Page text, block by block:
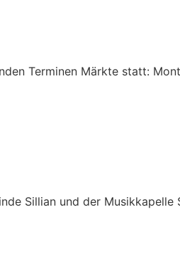
Terminen Märkte
Sillian und der